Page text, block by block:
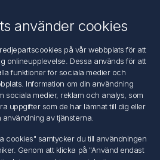
använder cookies
på vår webbplats för att
onlineupplevelse. Dessa används för att
funktioner för sociala medier och
Information om din användning
sociala medier, reklam och analys, som
uppgifter som de har lämnat till dig eller
användning av tjänsterna.
cookies" samtycker du till användningen
Genom att klicka på "Använd endast